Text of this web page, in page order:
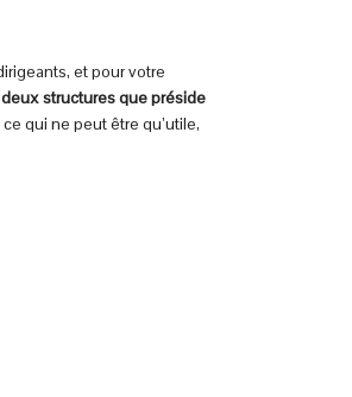
et pour votre
structures que préside
ce qui ne peut être qu’utile,